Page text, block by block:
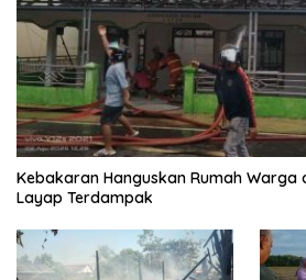
Kebakaran Hanguskan Rumah Warga
Layap Terdampak